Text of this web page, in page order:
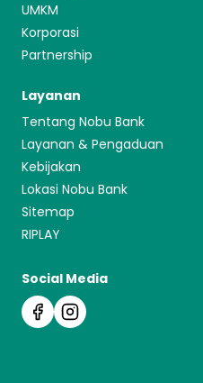
UMKM
Korporasi
Partnership
Layanan
Tentang Nobu Bank
Layanan & Pengaduan
Kebijakan
Lokasi Nobu Bank
Sitemap
RIPLAY
Social Media